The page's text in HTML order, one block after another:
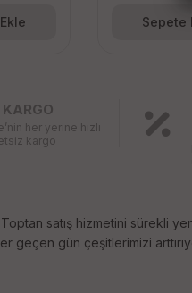
Sepete
her yerine hızlı
kargo
satış hizmetini sürekli
geçen gün çeşitlerimizi